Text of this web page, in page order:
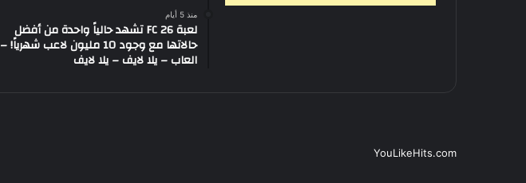
منذ 5 أيام
لعبة FC 26 تشهد حالياً واحدة من أفضل
حالاتها مع وجود 10 مليون لاعب شهرياً! –
العاب – يلا لايف – يلا لايف
YouLikeHits.com